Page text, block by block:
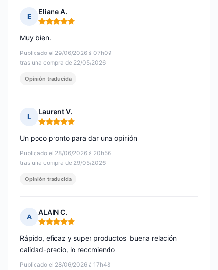
E
Eliane A.
Nota: 5 de 5
Publicado el 29/06/2026 à 07h09
tras una compra de 22/05/2026
Muy bien.
Opinión traducida
L
Laurent V.
Nota: 5 de 5
Publicado el 28/06/2026 à 20h56
tras una compra de 29/05/2026
Un poco pronto para dar una opinión
Opinión traducida
A
ALAIN C.
Nota: 5 de 5
Publicado el 28/06/2026 à 17h48
Rápido, eficaz y super productos, buena relación
calidad-precio, lo recomiendo